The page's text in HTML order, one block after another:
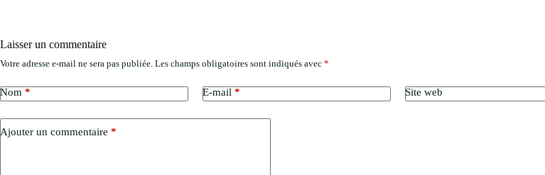
Laisser un commentaire
Votre adresse e-mail ne sera pas publiée. Les champs obligatoires sont indiqués avec *
Nom * E-mail * Site web
Ajouter un commentaire *